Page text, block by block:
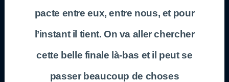
pacte entre eux, entre nous, et pour
l’instant il tient. On va aller chercher
cette belle finale là-bas et il peut se
passer beaucoup de choses